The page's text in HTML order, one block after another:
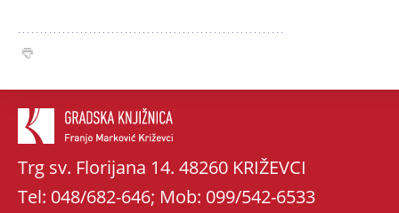
Trg sv. Florijana 14. 48260 KRIŽEVCI
Tel: 048/682-646; Mob: 099/542-6533